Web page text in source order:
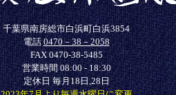
千葉県南房総市白浜町白浜3854
電話0470－38－2058
FAX 0470-38-5485
営業時間 08:00 - 18:30
定休日 毎月18日,28日